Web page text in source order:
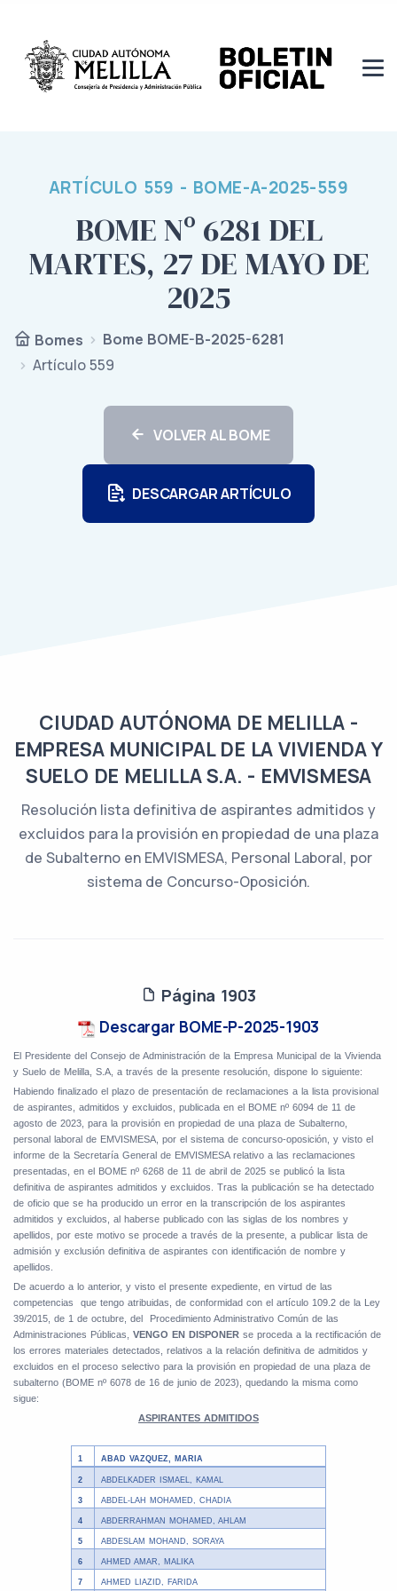
ARTÍCULO 559 - BOME-A-2025-559
BOME Nº 6281 DEL
MARTES, 27 DE MAYO DE
2025
Bomes
Bome BOME-B-2025-6281
Artículo 559
VOLVER AL BOME
DESCARGAR ARTÍCULO
CIUDAD AUTÓNOMA DE MELILLA -
EMPRESA MUNICIPAL DE LA VIVIENDA Y
SUELO DE MELILLA S.A. - EMVISMESA
Resolución lista definitiva de aspirantes admitidos y
excluidos para la provisión en propiedad de una plaza
de Subalterno en EMVISMESA, Personal Laboral, por
sistema de Concurso-Oposición.
Página 1903
Descargar BOME-P-2025-1903
El Presidente del Consejo de Administración de la Empresa Municipal de la Vivienda
y Suelo de Melilla, S.A, a través de la presente resolución, dispone lo siguiente:
Habiendo finalizado el plazo de presentación de reclamaciones a la lista provisional
de aspirantes, admitidos y excluidos, publicada en el BOME nº 6094 de 11 de
agosto de 2023, para la provisión en propiedad de una plaza de Subalterno,
personal laboral de EMVISMESA, por el sistema de concurso-oposición, y visto el
informe de la Secretaría General de EMVISMESA relativo a las reclamaciones
presentadas, en el BOME nº 6268 de 11 de abril de 2025 se publicó la lista
definitiva de aspirantes admitidos y excluidos. Tras la publicación se ha detectado
de oficio que se ha producido un error en la transcripción de los aspirantes
admitidos y excluidos, al haberse publicado con las siglas de los nombres y
apellidos, por este motivo se procede a través de la presente, a publicar lista de
admisión y exclusión definitiva de aspirantes con identificación de nombre y
apellidos.
De acuerdo a lo anterior, y visto el presente expediente, en virtud de las
competencias
que tengo atribuidas, de conformidad con el artículo 109.2 de la Ley
39/2015, de 1 de octubre, del
Procedimiento Administrativo Común de las
Administraciones Públicas, VENGO EN DISPONER se proceda a la rectificación de
los errores materiales detectados, relativos a la relación definitiva de admitidos y
excluidos en el proceso selectivo para la provisión en propiedad de una plaza de
subalterno (BOME nº 6078 de 16 de junio de 2023), quedando la misma como
sigue:
ASPIRANTES ADMITIDOS
1 ABAD VAZQUEZ, MARIA
2 ABDELKADER ISMAEL, KAMAL
3 ABDEL-LAH MOHAMED, CHADIA
4 ABDERRAHMAN MOHAMED, AHLAM
5 ABDESLAM MOHAND, SORAYA
6 AHMED AMAR, MALIKA
7 AHMED LIAZID, FARIDA